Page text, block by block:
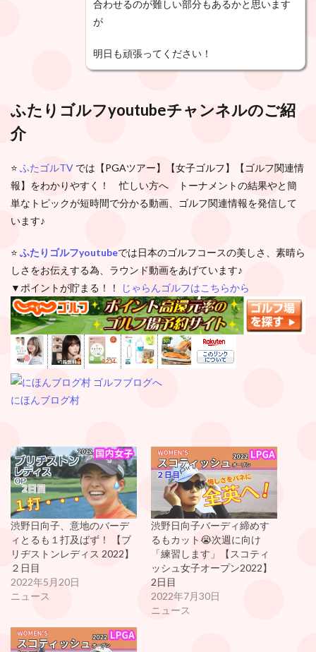
合わせるのが難しい部分もあるかと思います
が
明日も頑張ってください！
ふたりゴルフyoutubeチャンネルのご紹
介
⭐️ ふたゴルTV では【PGAツアー】【女子ゴルフ】【ゴルフ関連情
報】をわかりやすく！ 忙しい方へ トーナメントの結果やと簡
単なトピックが短時間で分かる動画、ゴルフ関連情報を発信して
います♪
⭐️ ふたりゴルフyoutubeでは日本のゴルフコースの美しさ、素晴ら
しさをお伝えする為、ラウンド動画をあげています♪
▼ポイントが貯まる！！
じゃらんゴルフはこちらから
にほんブログ村
渋野日向子、意地のバーデ
ィとるも１打及ばず！ 【ブ
リヂストンレディス 2022】
２日目
2022年5月20日
ニュース
渋野日向子バーディ締めす
るもカット😭次週に向け
「練習します」【スコティ
ッシュ女子オープン2022】
2日目
2022年7月30日
ニュース